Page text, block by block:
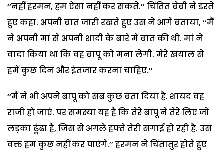
‘‘नहीं हरमन, हम ऐसा नहीं कर सकते.’’ चिंतित बेबी ने डरते
हुए कहा. अपनी बात जारी रखते हुए उस ने आगे बताया, ‘‘मैं
ने अपनी मां से अपनी शादी के बारे में बात की थी. मां ने
वादा किया था कि वह बापू को मना लेगी. मेरे खयाल से
हमें कुछ दिन और इंतजार करना चाहिए.’’
‘‘मैं ने भी अपने बापू को सब कुछ बता दिया है. शायद वह
राजी हो जाएं. पर समस्या यह है कि तेरे बापू ने तेरे लिए जो
लड़का ढूंढा है, जिस से अगले हफ्ते तेरी सगाई हो रही है. उस
वक्त हम कुछ नहीं कर पाएंगे.’’ हरमन ने चिंतातुर होते हुए